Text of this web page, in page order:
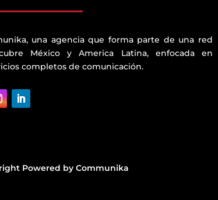
una agencia que forma parte de una red
México y America Latina, enfocada en
completos de comunicación.
Powered by Communika